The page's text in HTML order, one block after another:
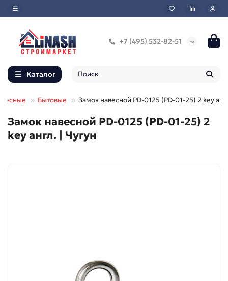
+7 (495) 532-82-51
Каталог
Бытовые Замок навесной PD-0125 (PD-01-25) 2 key
Замок навесной PD-0125 (PD-01-25) 2
key англ. | Чугун